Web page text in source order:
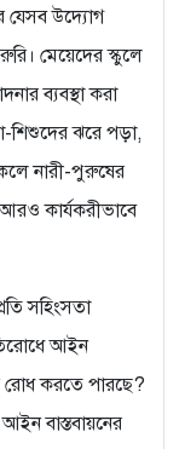
যেসব উদ্যোগ
মেয়েদের স্কুলে
ব্যবস্থা করা
শিশুদের ঝরে পড়া,
নারী-পুরুষের
কার্যকরীভাবে
সহিংসতা
আইন
রোধ করতে পারছে?
বাস্তবায়নের